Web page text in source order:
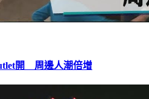
開 周邊人潮倍增